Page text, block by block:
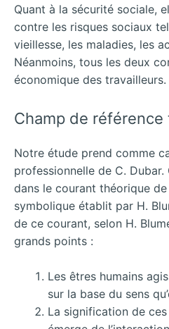
Quant à la sécurité sociale,
contre les risques sociaux
vieillesse, les maladies, les
Néanmoins, tous les deux
économique des travailleurs.
Champ de référence
Notre étude prend comme
professionnelle de C. Dubar.
dans le courant théorique de
symbolique établit par H.
de ce courant, selon H.
grands points :
Les êtres humains
sur la base du sens
La signification de